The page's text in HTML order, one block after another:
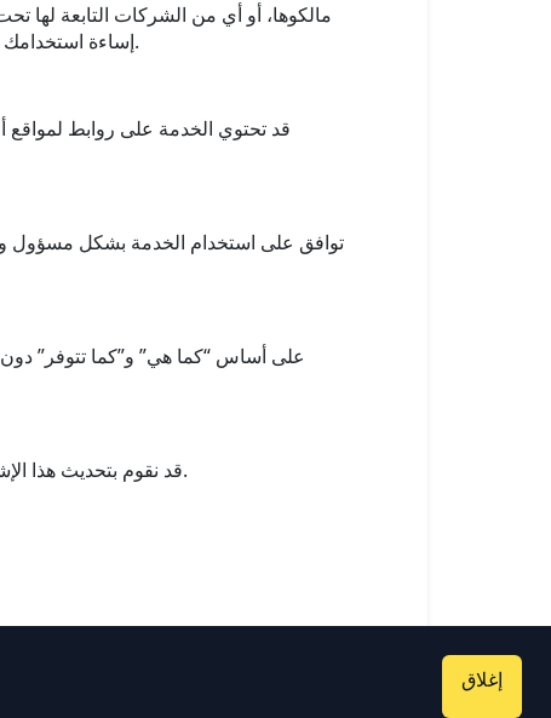
إساءة استخدامك للخدمة - بما في ذلك على سبيل المثال لا الحصر تسرب البيانات، أو فقدان الاتصالات، أو الاعتماد على محتوى البريد.
قد تحتوي الخدمة على روابط لمواقع
قد نقوم بتحديث هذا الإشعار بشكل دوري ليعكس التغييرات التشغيلية أو القانونية أو التنظيمية. تشير “تاريخ السريان” أعلاه إلى أحدث نسخة.
إغلاق